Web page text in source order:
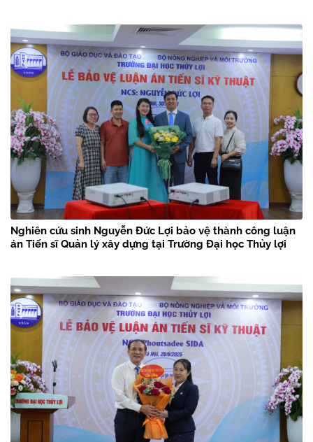
Nghiên cứu sinh Nguyễn Đức Lợi bảo vệ thành công luận
án Tiến sĩ Quản lý xây dựng tại Trường Đại học Thủy lợi